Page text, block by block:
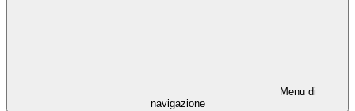
Menu di
navigazione